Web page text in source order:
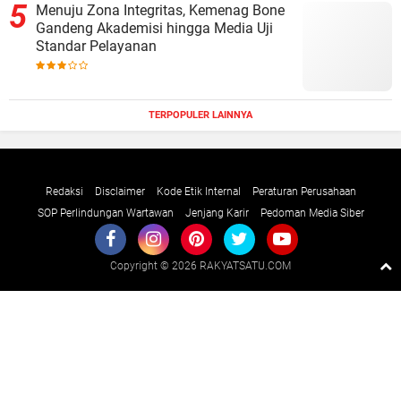
Menuju Zona Integritas, Kemenag Bone
Gandeng Akademisi hingga Media Uji
Standar Pelayanan
TERPOPULER LAINNYA
Redaksi Disclaimer Kode Etik Internal
Peraturan Perusahaan
SOP Perlindungan Wartawan
Jenjang Karir Pedoman Media Siber
Copyright © 2026 RAKYATSATU.COM
Raushan